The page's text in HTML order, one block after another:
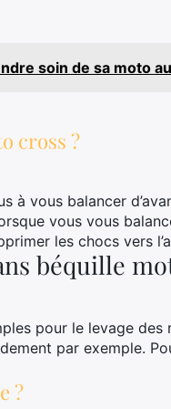
soin de sa moto
cross ?
à vous balancer
vous vous
les chocs vers
béquille
pour le levage
par exemple.
?